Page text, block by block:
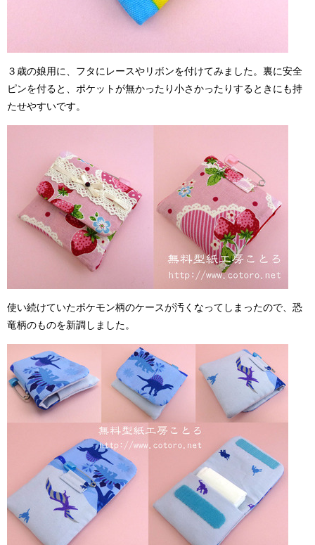
３歳の娘用に、フタにレースやリボンを付けてみました。裏に安全
ピンを付ると、ポケットが無かったり小さかったりするときにも持
たせやすいです。
使い続けていたポケモン柄のケースが汚くなってしまったので、恐
竜柄のものを新調しました。